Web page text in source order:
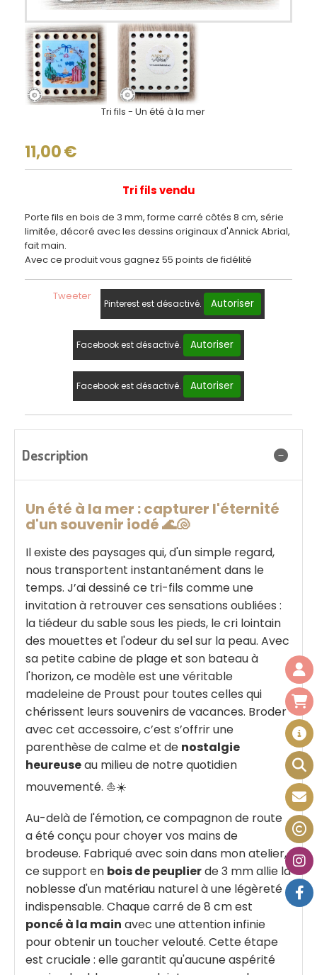
Tri fils - Un été à la mer
11,00€
Tri fils vendu
Porte fils en bois de 3 mm, forme carré côtés 8 cm, série
limitée, décoré avec les dessins originaux d'Annick Abrial,
fait main.
Avec ce produit vous gagnez 55 points de fidélité
Tweeter
Pinterest est désactivé. Autoriser
Facebook est désactivé. Autoriser
Facebook est désactivé. Autoriser
Description
Un été à la mer : capturer l'éternité
d'un souvenir iodé 🌊🐚
Il existe des paysages qui, d'un simple regard,
nous transportent instantanément dans le
temps. J’ai dessiné ce tri-fils comme une
invitation à retrouver ces sensations oubliées :
la tiédeur du sable sous les pieds, le cri lointain
des mouettes et l'odeur du sel sur la peau. Avec
sa petite cabine de plage et son bateau à
l'horizon, ce modèle est une véritable
madeleine de Proust pour toutes celles qui
chérissent leurs souvenirs de vacances. Broder
avec cet accessoire, c’est s’offrir une
parenthèse de calme et de nostalgie
heureuseau milieu de notre quotidien
mouvementé. ⛵☀️
Au-delà de l'émotion, ce compagnon de route
a été conçu pour choyer vos mains de
brodeuse. Fabriqué avec soin dans mon atelier,
ce support en bois de peuplierde 3 mm allie la
noblesse d'un matériau naturel à une légèreté
indispensable. Chaque carré de 8 cm est
poncé à la main avec une attention infinie
pour obtenir un toucher velouté. Cette étape
est cruciale : elle garantit qu'aucune aspérité